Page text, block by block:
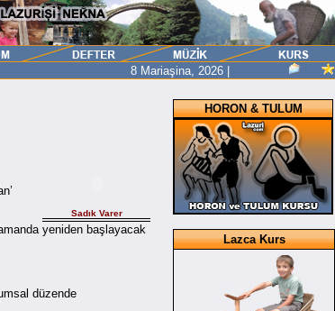
8 Mariaşina, 2026 |
Sadık Varer
yeniden başlayacak
düzende
HORON & TULUM
Lazca Kurs